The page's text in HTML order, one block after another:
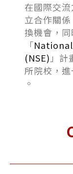
在國際交
立合作關
換機會，
「
(NSE) 」
所院校，
。